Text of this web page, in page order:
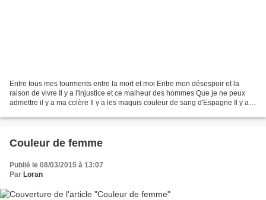
Entre tous mes tourments entre la mort et moi Entre mon désespoir et la
raison de vivre Il y a l'injustice et ce malheur des hommes Que je ne peux
admettre il y a ma colère Il y a les maquis couleur de sang d'Espagne Il y a
Couleur de femme
Publié le 08/03/2015 à 13:07
Par Loran